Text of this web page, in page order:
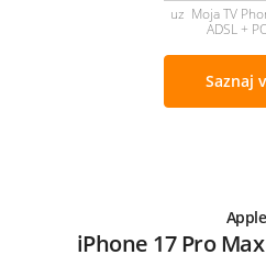
uz Moja TV
ADSL +
Saznaj
Apple
iPhone 17 Pro